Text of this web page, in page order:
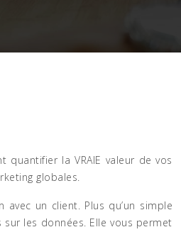
la VRAIE valeur de vos
globales.
un client. Plus qu’un simple
les données. Elle vous permet